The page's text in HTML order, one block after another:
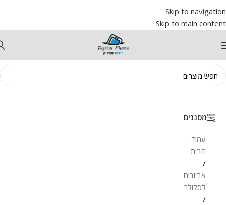
Skip to navigation
Skip to main content
מסננים
עמוד
הבית
/
אביזרים
לסלולר
/